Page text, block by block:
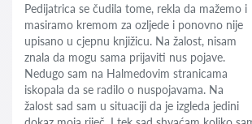
Pedijatrica se čudila tome, rekla da mažemo i
masiramo kremom za ozljede i ponovno nije
upisano u cjepnu knjižicu. Na žalost, nisam
znala da mogu sama prijaviti nus pojave.
Nedugo sam na Halmedovim stranicama
iskopala da se radilo o nuspojavama. Na
žalost sad sam u situaciji da je izgleda jedini